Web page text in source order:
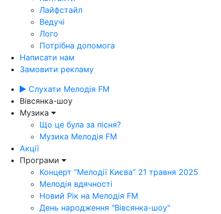
Лайфстайл
Ведучі
Лого
Потрібна допомога
Написати нам
Замовити рекламу
Слухати Мелодія FM
Вівсянка-шоу
Музика
Що це була за пісня?
Музика Мелодія FM
Акції
Програми
Концерт “Мелодії Києва” 21 травня 2025
Мелодія вдячності
Новий Рік на Мелодія FM
День народження "Вівсянка-шоу"